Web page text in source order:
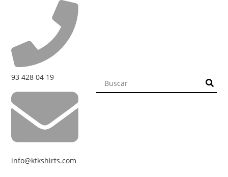
93 428 04 19
info@ktkshirts.com